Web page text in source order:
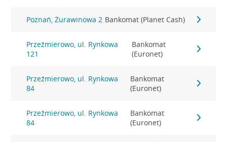
Poznań, Żurawinowa 2 Bankomat (Planet Cash)
Przeźmierowo, ul. Rynkowa
121
Bankomat
(Euronet)
Przeźmierowo, ul. Rynkowa
84
Bankomat
(Euronet)
Przeźmierowo, ul. Rynkowa
84
Bankomat
(Euronet)